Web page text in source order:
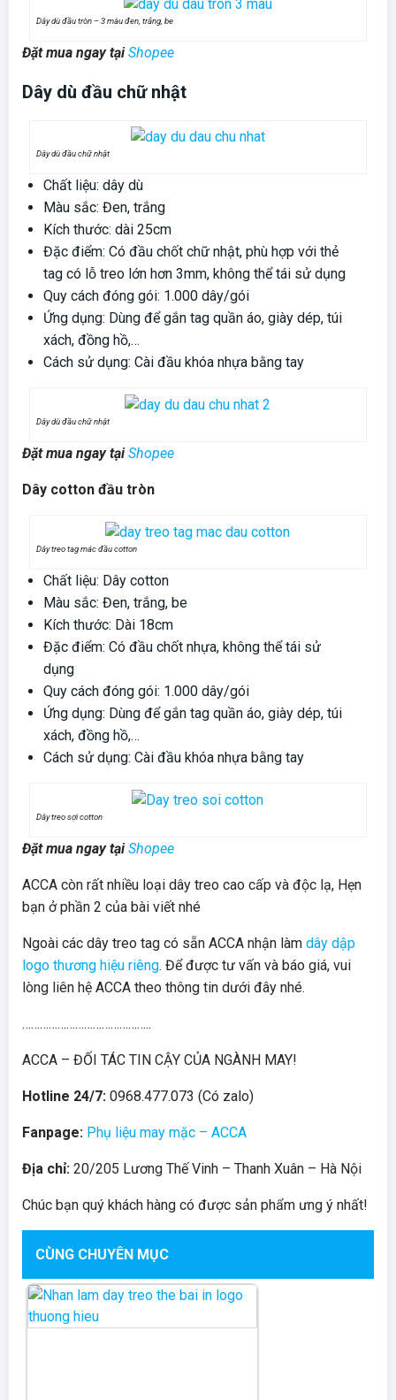
Dây dù đầu tròn – 3 màu đen, trắng, be
Đặt mua ngay tạiShopee
Dây dù đầu chữ nhật
Dây dù đầu chữ nhật
Chất liệu: dây dù
Màu sắc: Đen, trắng
Kích thước: dài 25cm
Đặc điểm: Có đầu chốt chữ nhật, phù hợp với thẻ
tag có lỗ treo lớn hơn 3mm, không thể tái sử dụng
Quy cách đóng gói: 1.000 dây/gói
Ứng dụng: Dùng để gắn tag quần áo, giày dép, túi
xách, đồng hồ,…
Cách sử dụng: Cài đầu khóa nhựa bằng tay
Dây dù đầu chữ nhật
Đặt mua ngay tạiShopee
Dây cotton đầu tròn
Dây treo tag mác đầu cotton
Chất liệu: Dây cotton
Màu sắc: Đen, trắng, be
Kích thước: Dài 18cm
Đặc điểm: Có đầu chốt nhựa, không thể tái sử
dụng
Quy cách đóng gói: 1.000 dây/gói
Ứng dụng: Dùng để gắn tag quần áo, giày dép, túi
xách, đồng hồ,…
Cách sử dụng: Cài đầu khóa nhựa bằng tay
Dây treo sợi cotton
Đặt mua ngay tạiShopee
ACCA còn rất nhiều loại dây treo cao cấp và độc lạ, Hẹn
bạn ở phần 2 của bài viết nhé
Ngoài các dây treo tag có sẵn ACCA nhận làm dây dập
logo thương hiệu riêng. Để được tư vấn và báo giá, vui
lòng liên hệ ACCA theo thông tin dưới đây nhé.
……………………………………..
ACCA – ĐỐI TÁC TIN CẬY CỦA NGÀNH MAY!
Hotline 24/7: 0968.477.073 (Có zalo)
Fanpage: Phụ liệu may mặc – ACCA
Địa chỉ: 20/205 Lương Thế Vinh – Thanh Xuân – Hà Nội
Chúc bạn quý khách hàng có được sản phẩm ưng ý nhất!
CÙNG CHUYÊN MỤC